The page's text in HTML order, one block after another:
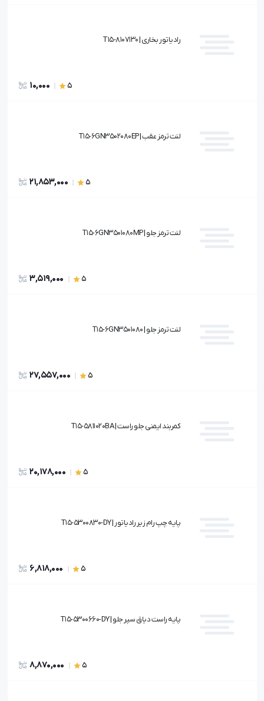
رادیاتور بخاری | T15-8107130
5
10,000
لنت ترمز عقب | T15-6GN3502080EP
5
21,853,000
لنت ترمز جلو | T15-6GN3501080MP
5
3,519,000
لنت ترمز جلو | T15-6GN3501080
5
27,557,000
کمربند ایمنی جلو راست | T15-5811020BA
5
20,178,000
پایه چپ رام زیر رادیاتور | T15-5300830-DY
5
6,818,000
پایه راست دیاق سپر جلو | T15-5300660-DY
5
8,870,000